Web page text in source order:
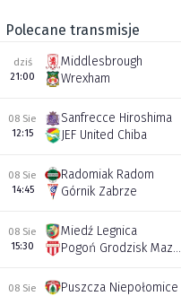
Polecane transmisje
dziś
21:00
Middlesbrough
Wrexham
08 Sie
12:15
Sanfrecce Hiroshima
JEF United Chiba
08 Sie
14:45
Radomiak Radom
Górnik Zabrze
08 Sie
15:30
Miedź Legnica
Pogoń Grodzisk Mazowiecki
08 Sie
Puszcza Niepołomice